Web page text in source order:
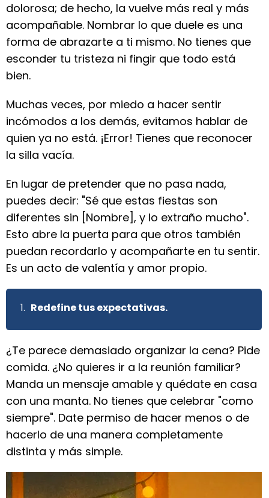
dolorosa; de hecho, la vuelve más real y más
acompañable. Nombrar lo que duele es una
forma de abrazarte a ti mismo. No tienes que
esconder tu tristeza ni fingir que todo está
bien.
Muchas veces, por miedo a hacer sentir
incómodos a los demás, evitamos hablar de
quien ya no está. ¡Error! Tienes que reconocer
la silla vacía.
En lugar de pretender que no pasa nada,
puedes decir: "Sé que estas fiestas son
diferentes sin [Nombre], y lo extraño mucho".
Esto abre la puerta para que otros también
puedan recordarlo y acompañarte en tu sentir.
Es un acto de valentía y amor propio.
Redefine tus expectativas.
¿Te parece demasiado organizar la cena? Pide
comida. ¿No quieres ir a la reunión familiar?
Manda un mensaje amable y quédate en casa
con una manta. No tienes que celebrar "como
siempre". Date permiso de hacer menos o de
hacerlo de una manera completamente
distinta y más simple.